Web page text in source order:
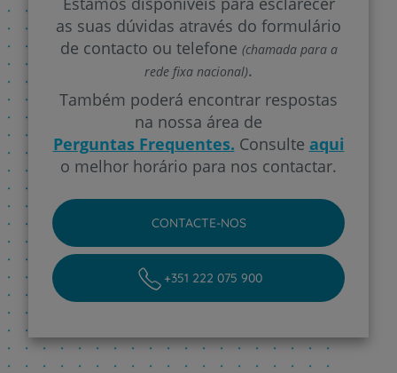
as suas dúvidas através do formulário
de contacto ou telefone (chamada para a
rede fixa nacional).
Também poderá encontrar respostas
na nossa área de
Perguntas Frequentes. Consulte aqui
o melhor horário para nos contactar.
CONTACTE-NOS
+351 222 075 900